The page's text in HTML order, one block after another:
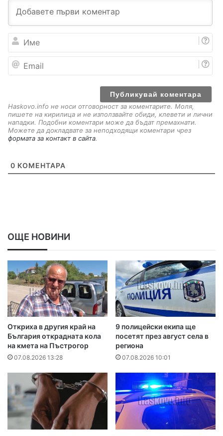
е
E
a
Haskovo.info не носи отговорност за коментарите. Моля,
пишете на кирилица и не използвайте обиди, клевети и лични
нападки. Подобни коментари може да бъдат премахнати.
Можете да докладвате за неподходящи коментари чрез
формата за контакт в сайта.
0 КОМЕНТАРА
ОЩЕ НОВИНИ
Откриха в другия край на
България открадната кола
на кмета на Пъстрогор
07.08.2026 13:28
9 полицейски екипа ще
посетят през август села в
региона
07.08.2026 10:01